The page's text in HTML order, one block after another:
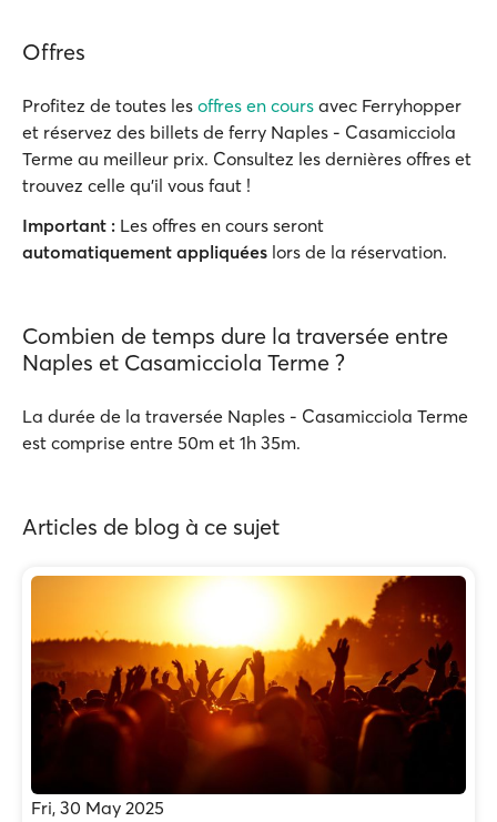
Offres
Profitez de toutes les offres en cours avec Ferryhopper
et réservez des billets de ferry Naples - Casamicciola
Terme au meilleur prix. Consultez les dernières offres et
trouvez celle qu'il vous faut !
Important : Les offres en cours seront
automatiquement appliquées lors de la réservation.
Combien de temps dure la traversée entre
Naples et Casamicciola Terme ?
La durée de la traversée Naples - Casamicciola Terme
est comprise entre 50m et 1h 35m.
Articles de blog à ce sujet
Fri, 30 May 2025